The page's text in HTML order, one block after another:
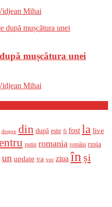
Mihai
mușcătura unei
Mihai
despre din după este fi fost la live
putin romania români rusia
un update va vor ziua în și